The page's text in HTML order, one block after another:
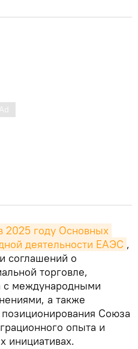
2025 году Основных
деятельности ЕАЭС ,
соглашений о
торговле,
с международными
а также
Союза
опыта и
инициативах.